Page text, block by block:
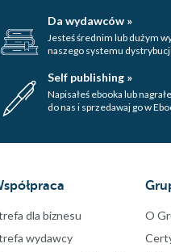
Da wydawców »
Jesteś średnim lub dużym
naszego systemu
Self publishing »
Napisałeś ebooka lub
do nas i sprzedawaj go w
dla biznesu
wydawcy
O